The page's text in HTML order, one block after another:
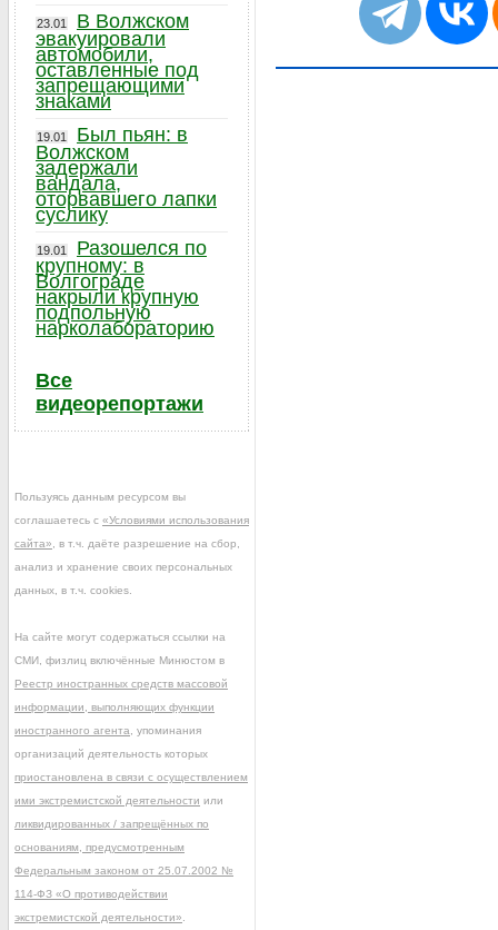
23.01
В Волжском
эвакуировали
автомобили,
оставленные под
запрещающими
знаками
19.01
Был пьян: в
Волжском
задержали
вандала,
оторвавшего лапки
суслику
19.01
Разошелся по
крупному: в
Волгограде
накрыли крупную
подпольную
нарколабораторию
Все
видеорепортажи
Пользуясь данным ресурсом вы
соглашаетесь с «Условиями использования
сайта» , в т.ч. даёте разрешение на сбор,
анализ и хранение своих персональных
данных, в т.ч. cookies.
На сайте могут содержаться ссылки на
СМИ, физлиц включённые Минюстом в
Реестр иностранных средств массовой
информации, выполняющих функции
иностранного агента , упоминания
организаций деятельность которых
приостановлена в связи с осуществлением
ими экстремистской деятельности или
ликвидированных / запрещённых по
основаниям, предусмотренным
Федеральным законом от 25.07.2002 №
114-ФЗ «О противодействии
экстремистской деятельности»